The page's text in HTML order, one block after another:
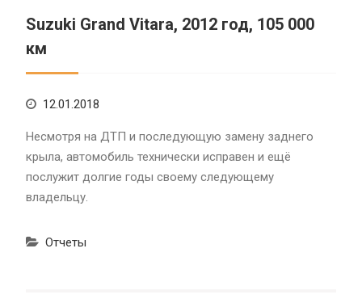
Suzuki Grand Vitara, 2012 год, 105 000
км
12.01.2018
Несмотря на ДТП и последующую замену заднего
крыла, автомобиль технически исправен и ещё
послужит долгие годы своему следующему
владельцу.
Отчеты